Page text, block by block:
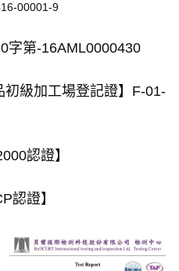
00001-9
字第-16AML0000430
初級加工場登記證】F-01-
認證】
認證】